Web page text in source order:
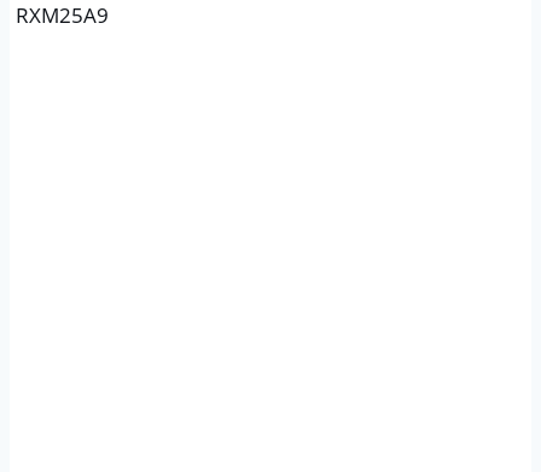
RXM25A9